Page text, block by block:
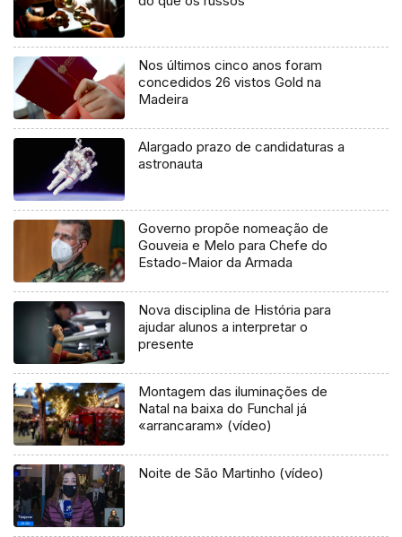
Nos últimos cinco anos foram
concedidos 26 vistos Gold na
Madeira
Alargado prazo de candidaturas a
astronauta
Governo propõe nomeação de
Gouveia e Melo para Chefe do
Estado-Maior da Armada
Nova disciplina de História para
ajudar alunos a interpretar o
presente
Montagem das iluminações de
Natal na baixa do Funchal já
«arrancaram» (vídeo)
Noite de São Martinho (vídeo)